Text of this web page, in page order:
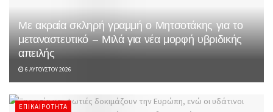
Με ακραία σκληρή γραμμή ο Μητσοτάκης για το
μεταναστευτικό – Μιλά για νέα μορφή υβριδικής
απειλής
6 ΑΥΓΟΎΣΤΟΥ 2026
ΕΠΙΚΑΙΡΌΤΗΤΑ